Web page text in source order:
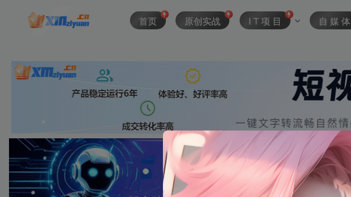
首页 原创实战 I T 项 目 自 媒 体